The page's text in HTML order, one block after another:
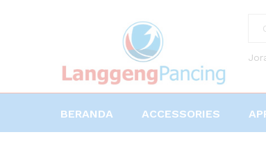
BERANDA ACCESSORIES